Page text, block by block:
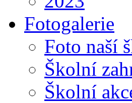
Fotogalerie
Foto naší
Školní
Školní